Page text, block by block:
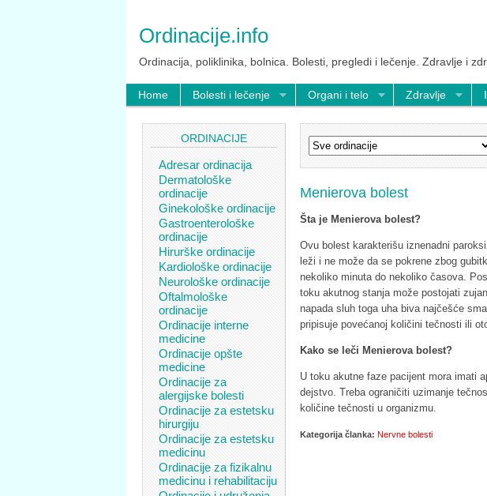
Ordinacije.info
Ordinacija, poliklinika, bolnica. Bolesti, pregledi i lečenje. Zdravlje i
Home Bolesti i lečenje Organi i telo Zdravlje
ORDINACIJE
Adresar ordinacija
Dermatološke
ordinacije
Ginekološke ordinacije
Gastroenterološke
ordinacije
Hirurške ordinacije
Kardiološke ordinacije
Neurološke ordinacije
Oftalmološke
ordinacije
Ordinacije interne
medicine
Ordinacije opšte
medicine
Ordinacije za
alergijske bolesti
Ordinacije za estetsku
hirurgiju
Ordinacije za estetsku
medicinu
Ordinacije za fizikalnu
medicinu i rehabilitaciju
Menierova bolest
Šta je Menierova bolest?
Ovu bolest karakterišu iznenadni
leži i ne može da se pokrene zbog
nekoliko minuta do nekoliko časova.
toku akutnog stanja može postojati
napada sluh toga uha biva najčešće
pripisuje povećanoj količini tečnosti ili
Kako se leči Menierova bolest?
U toku akutne faze pacijent mora imati
dejstvo. Treba ograničiti uzimanje
količine tečnosti u organizmu.
Kategorija članka: Nervne bolesti